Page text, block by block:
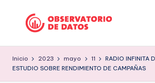
contenido
e
ri
free
Inicio 2023 mayo 11
RADIO INFINITA
ESTUDIO SOBRE RENDIMIENTO DE CAMPAÑAS